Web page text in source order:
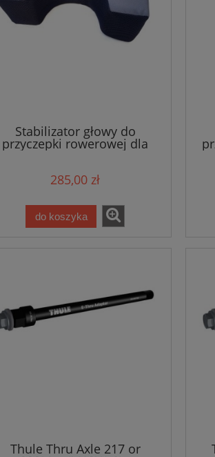
Stabilizator głowy do
przyczepki rowerowej dla
osób z niepełnosprawnością
285,00 zł
do koszyka
Thule Thru Axle 217 or